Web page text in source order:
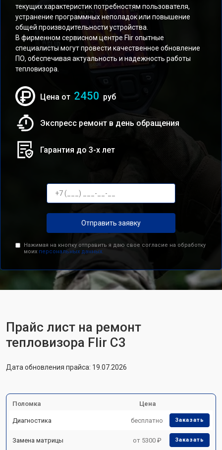
текущих характеристик потребностям пользователя,
устранение программных неполадок или повышение
общей производительности устройства.
В фирменном сервисном центре Flir опытные
специалисты могут провести качественное обновление
ПО, обеспечивая актуальность и надежность работы
тепловизора.
Цена от 2450 руб
Экспресс ремонт в день обращения
Гарантия до 3-х лет
Отправить заявку
Нажимая на кнопку отправить я даю свое согласие на обработку
моих персональных данных.
Прайс лист на ремонт
тепловизора Flir С3
Дата обновления прайса: 19.07.2026
Поломка Цена
Диагностика бесплатно Заказать
Замена матрицы от 5300 ₽ Заказать